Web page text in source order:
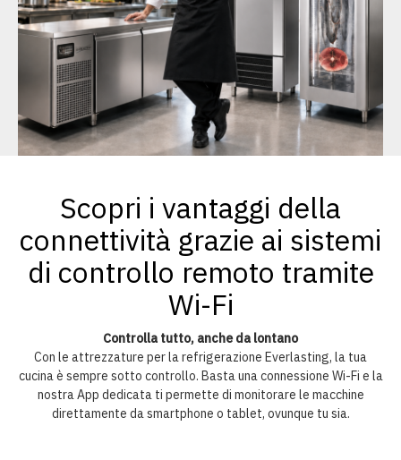
Scopri i vantaggi della
connettività grazie ai sistemi
di controllo remoto tramite
Wi-Fi
Controlla tutto, anche da lontano
Con le attrezzature per la refrigerazione Everlasting, la tua
cucina è sempre sotto controllo. Basta una connessione Wi-Fi e la
nostra App dedicata ti permette di monitorare le macchine
direttamente da smartphone o tablet, ovunque tu sia.